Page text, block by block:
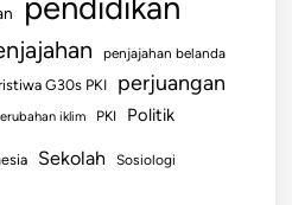
penjajahan belanda
G30s PKI perjuangan
iklim PKI Politik
Sekolah Sosiologi